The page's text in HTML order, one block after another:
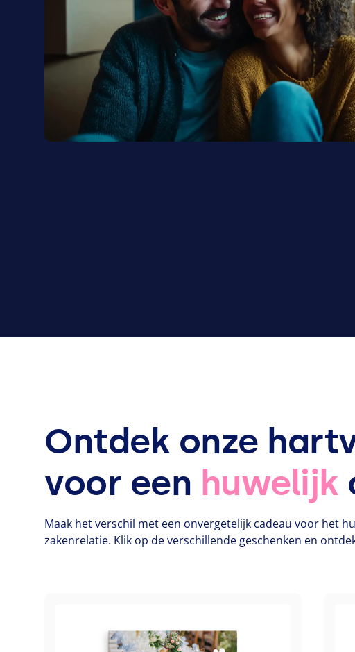
Ontdek onze
voor een huwelijk
Maak het verschil met een onvergetelijk cadeau voor het
zakenrelatie. Klik op de verschillende geschenken en